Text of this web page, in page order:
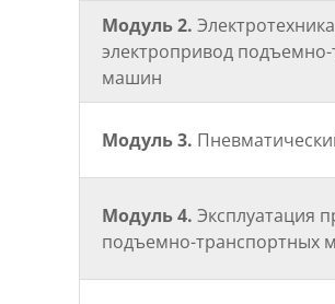
Модуль 2.
электропривод
машин
Модуль 3.
Модуль 4. Эксплуатация
подъемно-транспортных